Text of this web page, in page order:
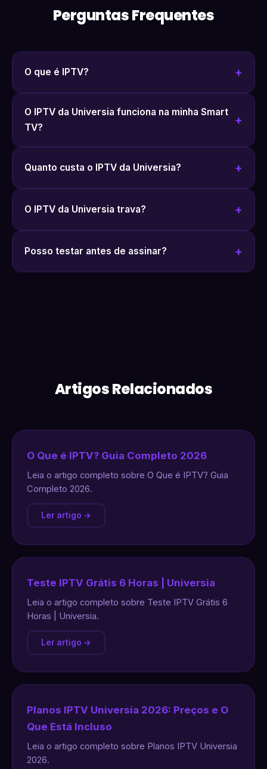
Perguntas Frequentes
O que é IPTV?
O IPTV da Universia funciona na minha Smart
TV?
Quanto custa o IPTV da Universia?
O IPTV da Universia trava?
Posso testar antes de assinar?
Artigos Relacionados
O Que é IPTV? Guia Completo 2026
Leia o artigo completo sobre O Que é IPTV? Guia
Completo 2026.
Ler artigo →
Teste IPTV Grátis 6 Horas | Universia
Leia o artigo completo sobre Teste IPTV Grátis 6
Horas | Universia.
Ler artigo →
Planos IPTV Universia 2026: Preços e O
Que Está Incluso
Leia o artigo completo sobre Planos IPTV Universia
2026.